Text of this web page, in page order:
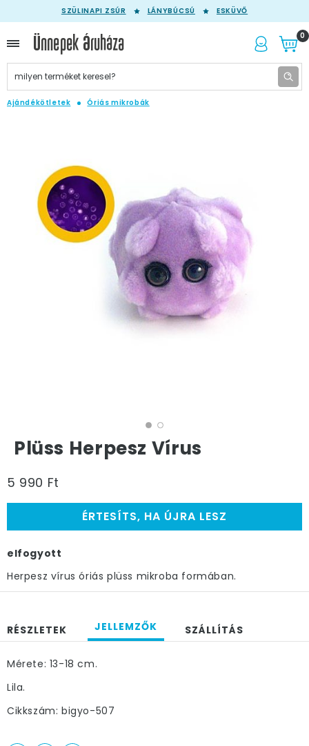
SZÜLINAPI ZSÚR LÁNYBÚCSÚ ESKÜVŐ
0
Ajándékötletek Óriás mikrobák
Plüss Herpesz Vírus
5 990 Ft
ÉRTESÍTS, HA ÚJRA LESZ
elfogyott
Herpesz vírus óriás plüss mikroba formában.
RÉSZLETEK JELLEMZŐK SZÁLLÍTÁS
Mérete: 13-18 cm.
Lila.
Cikkszám: bigyo-507